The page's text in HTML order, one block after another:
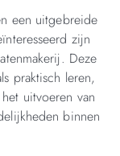
een uitgebreide
zijn
Deze
praktisch leren,
uitvoeren van
binnen